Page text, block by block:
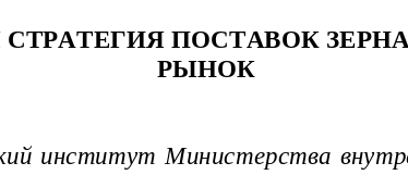
ПОСТАВОК
РЫНОК
институт Министерства